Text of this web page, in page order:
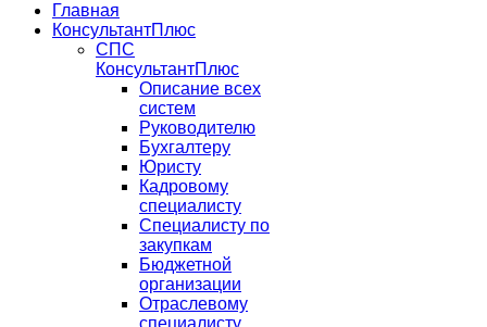
Главная
КонсультантПлюс
СПС
КонсультантПлюс
Описание всех
систем
Руководителю
Бухгалтеру
Юристу
Кадровому
специалисту
Специалисту по
закупкам
Бюджетной
организации
Отраслевому
специалисту